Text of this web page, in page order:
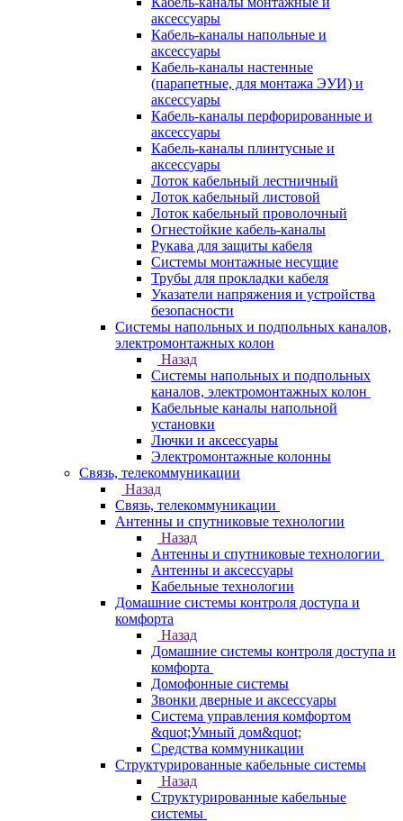
аксессуары
Кабель-каналы напольные и
аксессуары
Кабель-каналы настенные
(парапетные, для монтажа ЭУИ) и
аксессуары
Кабель-каналы перфорированные и
аксессуары
Кабель-каналы плинтусные и
аксессуары
Лоток кабельный лестничный
Лоток кабельный листовой
Лоток кабельный проволочный
Огнестойкие кабель-каналы
Рукава для защиты кабеля
Системы монтажные несущие
Трубы для прокладки кабеля
Указатели напряжения и устройства
безопасности
Системы напольных и подпольных каналов,
электромонтажных колон
Назад
Системы напольных и подпольных
каналов, электромонтажных колон
Кабельные каналы напольной
установки
Лючки и аксессуары
Электромонтажные колонны
Связь, телекоммуникации
Назад
Связь, телекоммуникации
Антенны и спутниковые технологии
Назад
Антенны и спутниковые технологии
Антенны и аксессуары
Кабельные технологии
Домашние системы контроля доступа и
комфорта
Назад
Домашние системы контроля доступа и
комфорта
Домофонные системы
Звонки дверные и аксессуары
Система управления комфортом
&quot;Умный дом&quot;
Средства коммуникации
Структурированные кабельные системы
Назад
Структурированные кабельные
системы